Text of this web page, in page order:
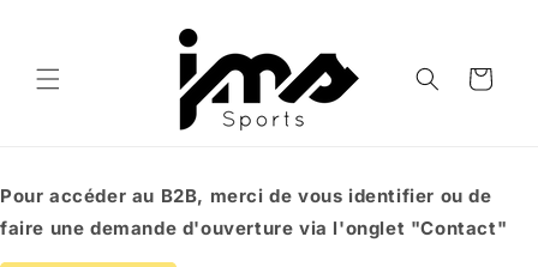
contenu
Panier
Pour accéder au B2B, merci de vous identifier ou de
faire une demande d'ouverture via l'onglet "Contact"